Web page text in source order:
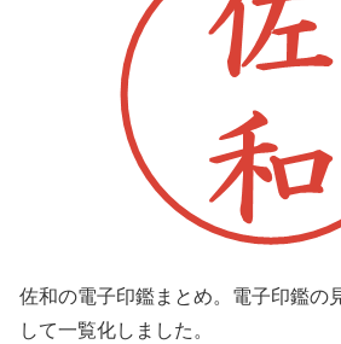
佐和の電子印鑑まとめ。電子印鑑の
して一覧化しました。